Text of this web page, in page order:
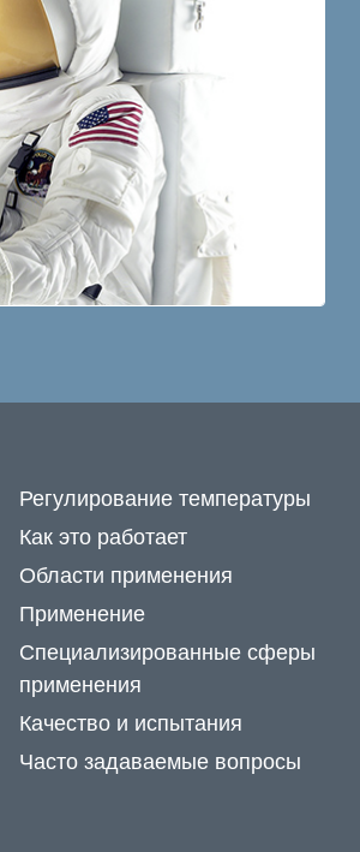
Регулирование температуры
Как это работает
Области применения
Применение
Специализированные сферы
применения
Качество и испытания
Часто задаваемые вопросы